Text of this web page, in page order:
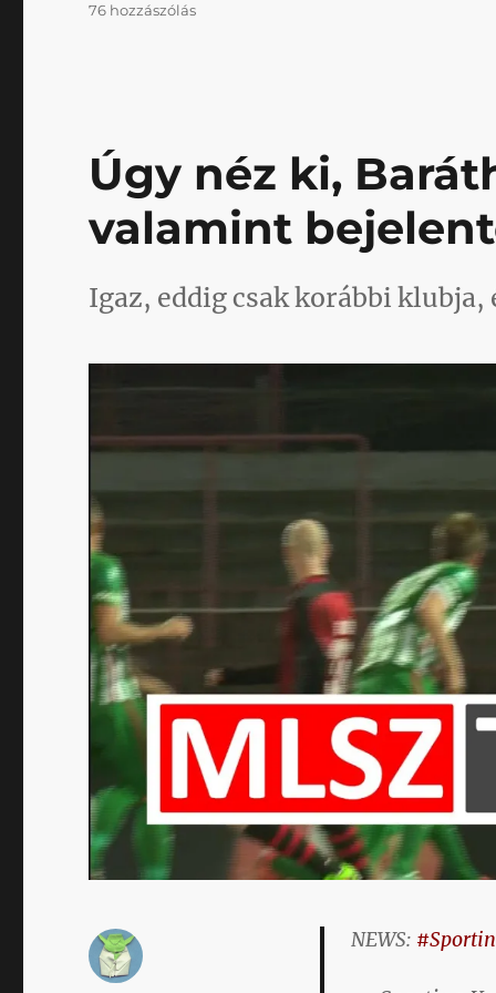
76 hozzászólásNapikispest
Úgy néz ki,
valamint
Igaz, eddig csak korábbi klubja,
NEWS: